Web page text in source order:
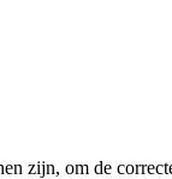
zijn, om de